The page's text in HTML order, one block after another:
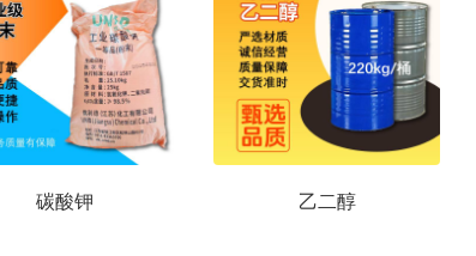
碳酸钾 乙二醇